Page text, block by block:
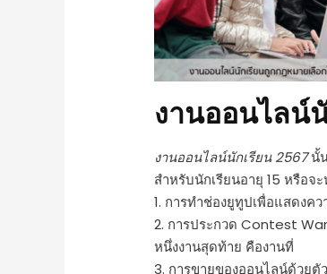
งานออนไลน์
งานออนไลน์นักเรียน 2567นั้
สําหรับนักเรียนอายุ 15 หรือจะ
1. การทำช่องยูทูปเพื่อแสดงค
2. การประกวด Contest
หนึ่งงานสุดท้าย คืองานที่
3. การขายของออนไลน์ด้วยตัว